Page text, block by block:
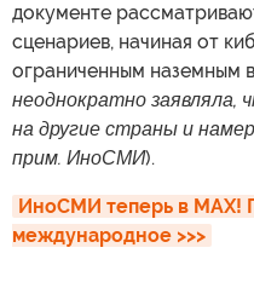
документе
сценариев, начиная от
ограниченным наземным
неоднократно заявляла,
на другие страны и
прим. ИноСМИ).
ИноСМИ теперь в MAX!
международное >>>